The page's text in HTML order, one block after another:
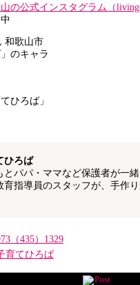
の公式インスタグラム（living-
ひろば」
ひろば
とパパ・ママなど保護者が一
育指導員のスタッフが、手作
（435）1329
育てひろば
Post